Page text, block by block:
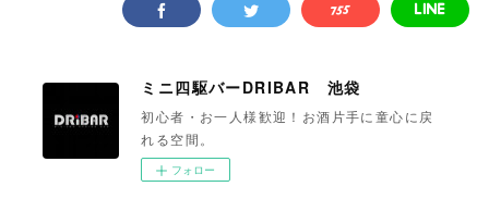
ミニ四駆バーDRIBAR 池袋
初心者・お一人様歓迎！お酒片手に童心に戻
れる空間。
フォロー